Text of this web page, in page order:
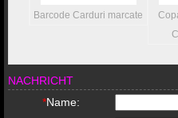
Copag Texas Hold’em
NACHRICHT
*Name: